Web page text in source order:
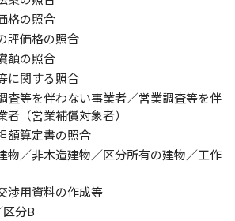
格の照合
評価格の照合
額の照合
に関する照合
査等を伴わない事業者／営業調査等を伴
者（営業補償対象者）
額算定書の照合
物／非木造建物／区分所有の建物／工作
渉用資料の作成等
区分B